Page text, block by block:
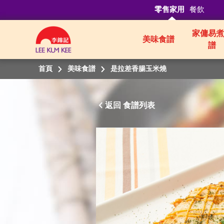
零售家用 餐飲
美味食譜
家傭易
譜
首頁 美味食譜 是拉差香腸玉米燒
返回